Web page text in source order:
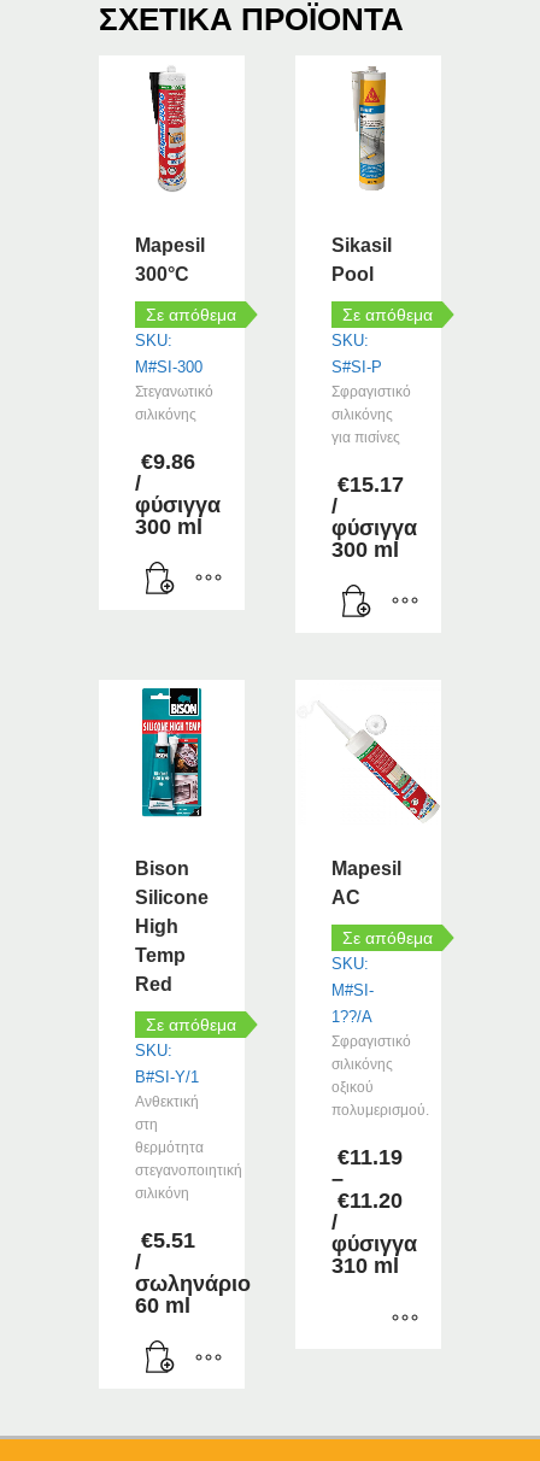
ΣΧΕΤΙΚΆ ΠΡΟΪΌΝΤΑ
Mapesil
300°C
Σε απόθεμα
SKU:
M#SI-300
Στεγανωτικό
σιλικόνης
€9.86
/
φύσιγγα
300 ml
Sikasil
Pool
Σε απόθεμα
SKU:
S#SI-P
Σφραγιστικό
σιλικόνης
για πισίνες
€15.17
/
φύσιγγα
300 ml
Bison
Silicone
High
Temp
Red
Σε απόθεμα
SKU:
B#SI-Y/1
Ανθεκτική
στη
θερμότητα
στεγανοποιητική
σιλικόνη
€5.51
/
σωληνάριο
60 ml
Mapesil
AC
Σε απόθεμα
SKU:
M#SI-
1??/A
Σφραγιστικό
σιλικόνης
οξικού
πολυμερισμού.
€11.19
–
€11.20
Price
range:
€11.19
€11.20
/
φύσιγγα
310 ml
έχει